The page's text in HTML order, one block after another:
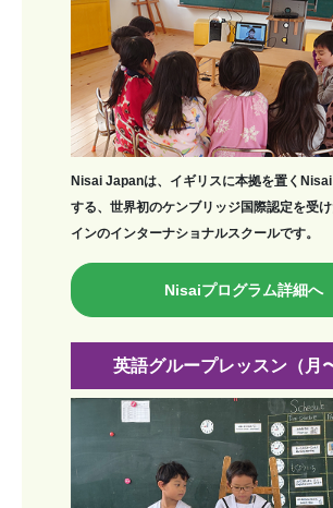
Nisai Japanは、イギリスに本拠を置く
する、世界初のケンブリッジ国際認定を受
インのインターナショナルスクールです。
Nisaiプログラム詳細へ
英語グループレッスン（月